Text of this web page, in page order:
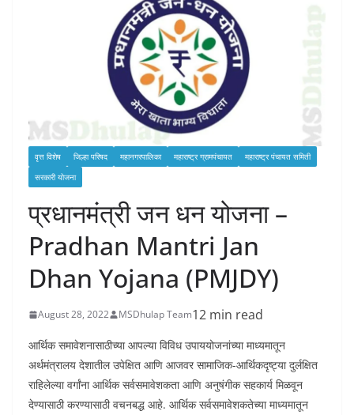
वृत्त विशेष जिल्हा परिषद महानगरपालिका महाराष्ट्र ग्रामपंचायत
महाराष्ट्र पंचायत समिती
सरकारी योजना
प्रधानमंत्री जन धन योजना –
Pradhan Mantri Jan
Dhan Yojana (PMJDY)
August 28, 2022 MSDhulap Team12 min read
आर्थिक समावेशनासाठीच्या आपल्या विविध उपाययोजनांच्या माध्यमातून
अर्थमंत्रालय देशातील उपेक्षित आणि आजवर सामाजिक-आर्थिकदृष्ट्या दुर्लक्षित
राहिलेल्या वर्गांना आर्थिक सर्वसमावेशकता आणि अनुषंगीक सहकार्य मिळवून
देण्यासाठी करण्यासाठी वचनबद्ध आहे. आर्थिक सर्वसमावेशकतेच्या माध्यमातून